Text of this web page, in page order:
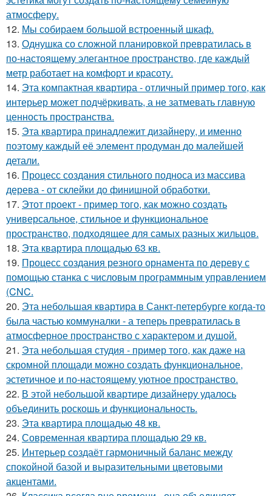
атмосферу.
12. Мы собираем большой встроенный шкаф.
13. Однушка со сложной планировкой превратилась в
по-настоящему элегантное пространство, где каждый
метр работает на комфорт и красоту.
14. Эта компактная квартира - отличный пример того, как
интерьер может подчёркивать, а не затмевать главную
ценность пространства.
15. Эта квартира принадлежит дизайнеру, и именно
поэтому каждый её элемент продуман до малейшей
детали.
16. Процесс создания стильного подноса из массива
дерева - от склейки до финишной обработки.
17. Этот проект - пример того, как можно создать
универсальное, стильное и функциональное
пространство, подходящее для самых разных жильцов.
18. Эта квартира площадью 63 кв.
19. Процесс создания резного орнамента по дереву с
помощью станка с числовым программным управлением
(CNC.
20. Эта небольшая квартира в Санкт-петербурге когда-то
была частью коммуналки - а теперь превратилась в
атмосферное пространство с характером и душой.
21. Эта небольшая студия - пример того, как даже на
скромной площади можно создать функциональное,
эстетичное и по-настоящему уютное пространство.
22. В этой небольшой квартире дизайнеру удалось
объединить роскошь и функциональность.
23. Эта квартира площадью 48 кв.
24. Современная квартира площадью 29 кв.
25. Интерьер создаёт гармоничный баланс между
спокойной базой и выразительными цветовыми
акцентами.